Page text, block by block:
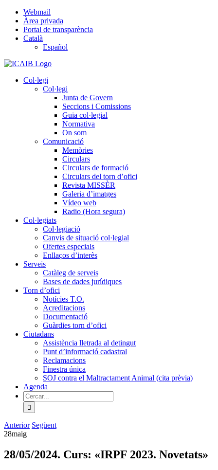
Skip
content
Webmail
Àrea privada
Portal de transparència
Català
Español
Col·legi
Col·legi
Junta de Govern
Seccions i Comissions
Guia col·legial
Normativa
On som
Comunicació
Memòries
Circulars
Circulars de formació
Circulars del torn d’ofici
Revista MISSÈR
Galeria d’imatges
Vídeo web
Radio (Hora segura)
Col·legiats
Col·legiació
Canvis de situació col·legial
Ofertes especials
Enllaços d’interès
Serveis
Catàleg de serveis
Bases de dades jurídiques
Torn d’ofici
Notícies T.O.
Acreditacions
Documentació
Guàrdies torn d’ofici
Ciutadans
Assistència lletrada al detingut
Punt d’informació cadastral
Reclamacions
Finestra única
SOJ contra el Maltractament Animal (cita prèvia)
Agenda
Cerca
…
Anterior Següent
28maig
28/05/2024. Curs: «IRPF 2023. Novetats»